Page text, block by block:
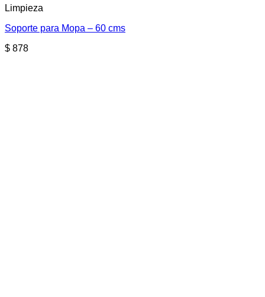
Limpieza
Soporte para Mopa – 60 cms
$ 878